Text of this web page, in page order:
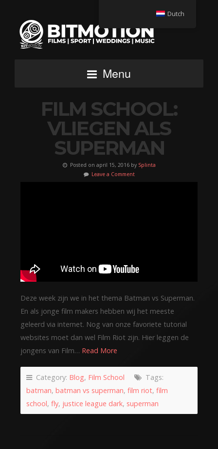
Menu
FILM SCHOOL:
VLIEGEN ALS
SUPERMAN
Posted on april 15, 2016 by Splinta
Leave a Comment
Deze week zijn we in het thema Batman vs Superman.
En als jonge film makers hebben wij het meeste
geleerd via internet. Nog van onze favoriete tutorial
websites moet dan wel Film Riot zijn. Hier leggen de
jongens van Film… Read More
Category: Blog, Film School
Tags:
batman, batman vs superman, film riot, film
school, fly, justice league dark, superman
Dutch